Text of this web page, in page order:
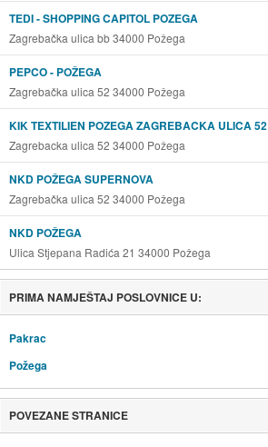
TEDI - SHOPPING CAPITOL POZEGA
Zagrebačka ulica bb 34000 Požega
PEPCO - POŽEGA
Zagrebačka ulica 52 34000 Požega
KIK TEXTILIEN POZEGA ZAGREBACKA ULICA 52
Zagrebacka ulica 52 34000 Požega
NKD POŽEGA SUPERNOVA
Zagrebačka ulica 52 34000 Požega
NKD POŽEGA
Ulica Stjepana Radića 21 34000 Požega
PRIMA NAMJEŠTAJ POSLOVNICE U:
Pakrac
Požega
POVEZANE STRANICE